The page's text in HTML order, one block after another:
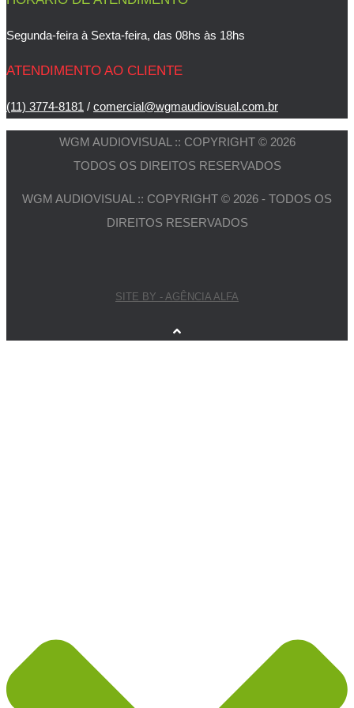
Segunda-feira à Sexta-feira, das 08hs às 18hs
ATENDIMENTO AO CLIENTE
(11) 3774-8181 / comercial@wgmaudiovisual.com.br
WGM AUDIOVISUAL :: COPYRIGHT © 2026
TODOS OS DIREITOS RESERVADOS
WGM AUDIOVISUAL :: COPYRIGHT © 2026 - TODOS OS
DIREITOS RESERVADOS
SITE BY - AGÊNCIA ALFA